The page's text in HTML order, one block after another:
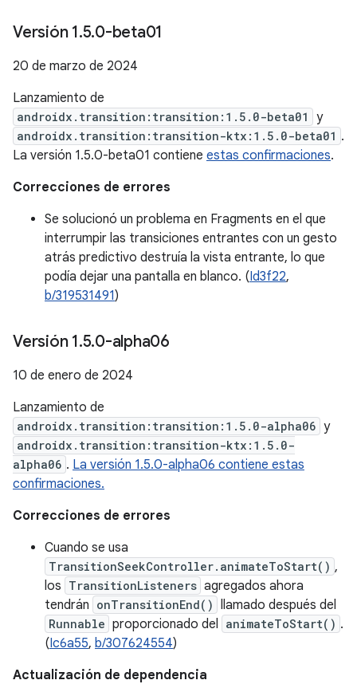
Versión 1.5.0-beta01
20 de marzo de 2024
Lanzamiento de
androidx.transition:transition:1.5.0-beta01 y
androidx.transition:transition-ktx:1.5.0-beta01 .
La versión 1.5.0-beta01 contiene estas confirmaciones.
Correcciones de errores
Se solucionó un problema en Fragments en el que
interrumpir las transiciones entrantes con un gesto
atrás predictivo destruía la vista entrante, lo que
podía dejar una pantalla en blanco. (Id3f22,
b/319531491)
Versión 1.5.0-alpha06
10 de enero de 2024
Lanzamiento de
androidx.transition:transition:1.5.0-alpha06 y
androidx.transition:transition-ktx:1.5.0-
alpha06 . La versión 1.5.0-alpha06 contiene estas
confirmaciones.
Correcciones de errores
Cuando se usa
TransitionSeekController.animateToStart() ,
los TransitionListeners agregados ahora
tendrán onTransitionEnd() llamado después del
Runnable proporcionado del animateToStart() .
(Ic6a55, b/307624554)
Actualización de dependencia